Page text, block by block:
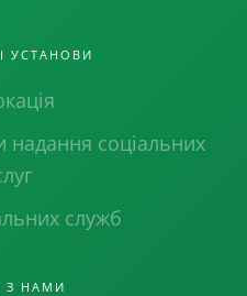
УСТАНОВИ
надання соціальних
служб
З НАМИ